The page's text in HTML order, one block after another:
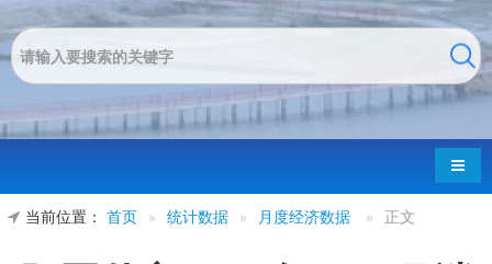
导航
当前位置： 首页 » 统计数据 » 月度经济数据 » 正文